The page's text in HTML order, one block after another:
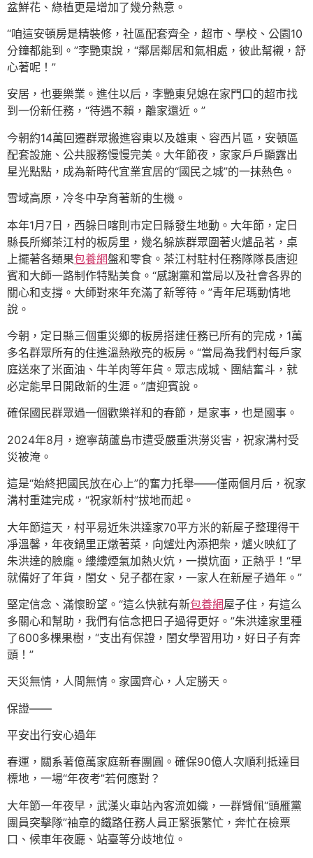
盆鮮花、綠植更是增加了幾分熱意。
“咱這安頓房是精裝修，社區配套齊全，超市、學校、公園10
分鐘都能到。”李艷東說，“鄰居鄰居和氣相處，彼此幫襯，舒
心著呢！”
安居，也要樂業。進住以后，李艷東兒媳在家門口的超市找
到一份新任務，“待遇不賴，離家還近。”
今朝約14萬回遷群眾搬進容東以及雄東、容西片區，安頓區
配套設施、公共服務慢慢完美。大年節夜，家家戶戶顯露出
星光點點，成為新時代宜業宜居的“國民之城”的一抹熱色。
雪域高原，冷冬中孕育著新的生機。
本年1月7日，西躲日喀則市定日縣發生地動。大年節，定日
縣長所鄉茶江村的板房里，幾名躲族群眾圍著火爐品茗，桌
上擺著各類果包養網盤和零食。茶江村駐村任務隊隊長唐迎
賓和大師一路制作特點美食。“感謝黨和當局以及社會各界的
關心和支撐。大師對來年充滿了新等待。”青年尼瑪動情地
說。
今朝，定日縣三個重災鄉的板房搭建任務已所有的完成，1萬
多名群眾所有的住進溫熱敞亮的板房。“當局為我們村每戶家
庭送來了米面油、牛羊肉等年貨。眾志成城、團結奮斗，就
必定能早日開啟新的生涯。”唐迎賓說。
確保國民群眾過一個歡樂祥和的春節，是家事，也是國事。
2024年8月，遼寧葫蘆島市遭受嚴重洪澇災害，祝家溝村受
災被淹。
這是“始終把國民放在心上”的奮力托舉——僅兩個月后，祝家
溝村重建完成，“祝家新村”拔地而起。
大年節這天，村平易近朱洪達家70平方米的新屋子整理得干
凈溫馨，年夜鍋里正燉著菜，向爐灶內添把柴，爐火映紅了
朱洪達的臉龐。縷縷煙氣加熱火炕，一摸炕面，正熱乎！“早
就備好了年貨，閨女、兒子都在家，一家人在新屋子過年。”
堅定信念、滿懷盼望。“這么快就有新包養網屋子住，有這么
多關心和幫助，我們有信念把日子過得更好。”朱洪達家里種
了600多棵果樹，“支出有保證，閨女學習用功，好日子有奔
頭！”
天災無情，人間無情。家國齊心，人定勝天。
保證——
平安出行安心過年
春運，關系著億萬家庭新春團圓。確保90億人次順利抵達目
標地，一場“年夜考”若何應對？
大年節一年夜早，武漢火車站內客流如織，一群臂佩“頭雁黨
團員突擊隊”袖章的鐵路任務人員正緊張繁忙，奔忙在檢票
口、候車年夜廳、站臺等分歧地位。